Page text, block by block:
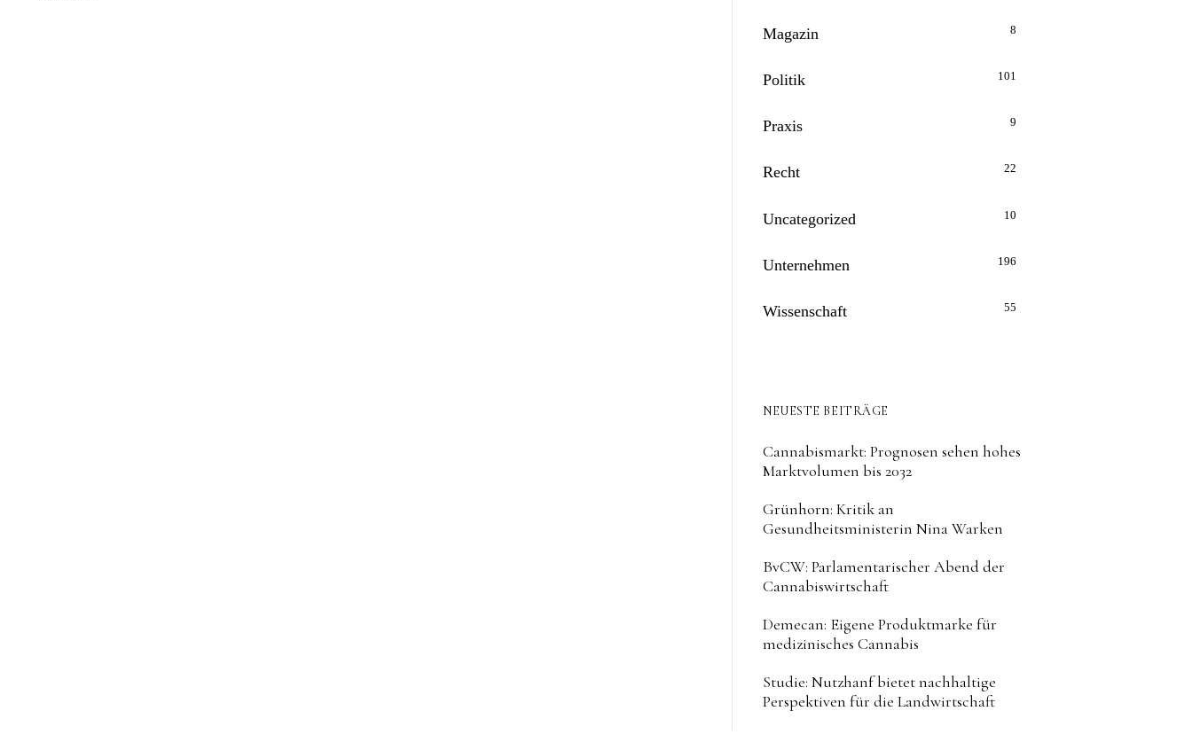
Magazin 8
Politik 101
Praxis 9
Recht 22
Uncategorized 10
Unternehmen 196
Wissenschaft 55
NEUESTE BEITRÄGE
Cannabismarkt: Prognosen sehen hohes
Marktvolumen bis 2032
Grünhorn: Kritik an
Gesundheitsministerin Nina Warken
BvCW: Parlamentarischer Abend der
Cannabiswirtschaft
Demecan: Eigene Produktmarke für
medizinisches Cannabis
Studie: Nutzhanf bietet nachhaltige
Perspektiven für die Landwirtschaft